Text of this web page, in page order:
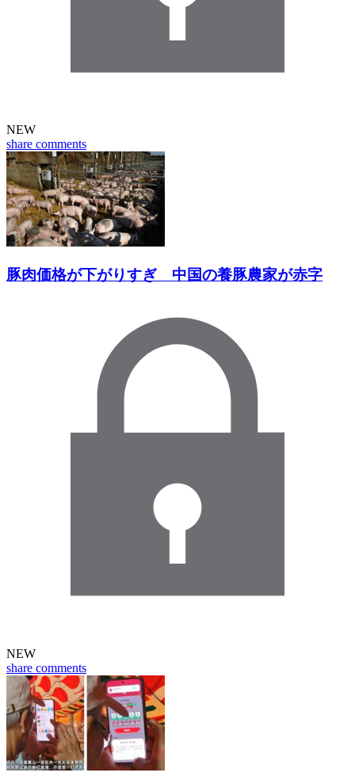
NEW
share comments
豚肉価格が下がりすぎ 中国の養豚農家が赤字
NEW
share comments